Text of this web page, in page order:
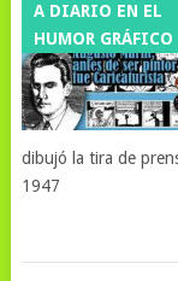
A DIARIO EN EL
HUMOR GRÁFICO
dibujó la tira de
1947